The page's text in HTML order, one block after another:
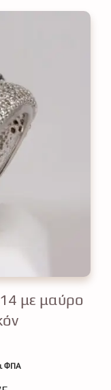
με μαύρο
ΦΠΑ